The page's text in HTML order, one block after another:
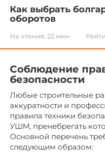
Как выбрать
оборотов
На чтение: 22 мин
Соблюдение
безопасности
Любые строительные
аккуратности и
правила техники
УШМ, пренебрегать
Основной перечень
следующим образом: